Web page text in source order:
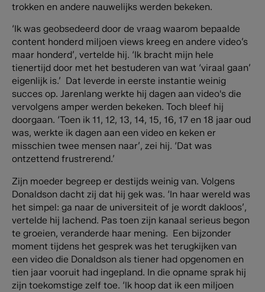
trokken en andere nauwelijks werden bekeken.
‘Ik was geobsedeerd door de vraag waarom bepaalde
content honderd miljoen views kreeg en andere video’s
maar honderd’, vertelde hij. ‘Ik bracht mijn hele
tienertijd door met het bestuderen van wat ‘viraal gaan’
eigenlijk is.’ Dat leverde in eerste instantie weinig
succes op. Jarenlang werkte hij dagen aan video's die
vervolgens amper werden bekeken. Toch bleef hij
doorgaan. ‘Toen ik 11, 12, 13, 14, 15, 16, 17 en 18 jaar oud
was, werkte ik dagen aan een video en keken er
misschien twee mensen naar’, zei hij. ‘Dat was
ontzettend frustrerend.’
Zijn moeder begreep er destijds weinig van. Volgens
Donaldson dacht zij dat hij gek was. ‘In haar wereld was
het simpel: ga naar de universiteit of je wordt dakloos’,
vertelde hij lachend. Pas toen zijn kanaal serieus begon
te groeien, veranderde haar mening. Een bijzonder
moment tijdens het gesprek was het terugkijken van
een video die Donaldson als tiener had opgenomen en
tien jaar vooruit had ingepland. In die opname sprak hij
zijn toekomstige zelf toe. ‘Ik hoop dat ik een miljoen